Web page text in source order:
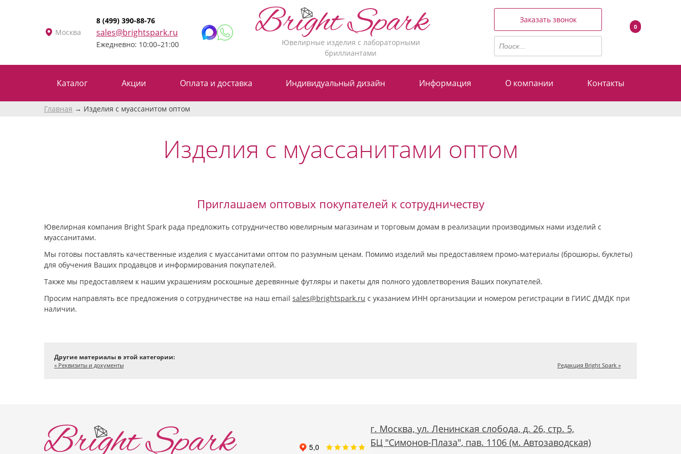
Москва
8 (499) 390-88-76
sales@brightspark.ru
Ежедневно: 10:00–21:00
Ювелирные изделия с лабораторными
бриллиантами
Заказать звонок
0
Каталог Акции Оплата и доставка Индивидуальный дизайн Информация О компании Контакты
Главная Изделия с муассанитом оптом
Изделия с муассанитами оптом
Приглашаем оптовых покупателей к сотрудничеству
Ювелирная компания Bright Spark рада предложить сотрудничество ювелирным магазинам и торговым домам в реализации производимых нами изделий с
муассанитами.
Мы готовы поставлять качественные изделия с муассанитами оптом по разумным ценам. Помимо изделий мы предоставляем промо-материалы (брошюры, буклеты)
для обучения Ваших продавцов и информирования покупателей.
Также мы предоставляем к нашим украшениям роскошные деревянные футляры и пакеты для полного удовлетворения Ваших покупателей.
Просим направлять все предложения о сотрудничестве на наш email sales@brightspark.ru с указанием ИНН организации и номером регистрации в ГИИС ДМДК при
наличии.
Другие материалы в этой категории:
« Реквизиты и документы Редакция Bright Spark »
г. Москва, ул. Ленинская слобода, д. 26, стр. 5,
БЦ "Симонов-Плаза", пав. 1106 (м. Автозаводская)